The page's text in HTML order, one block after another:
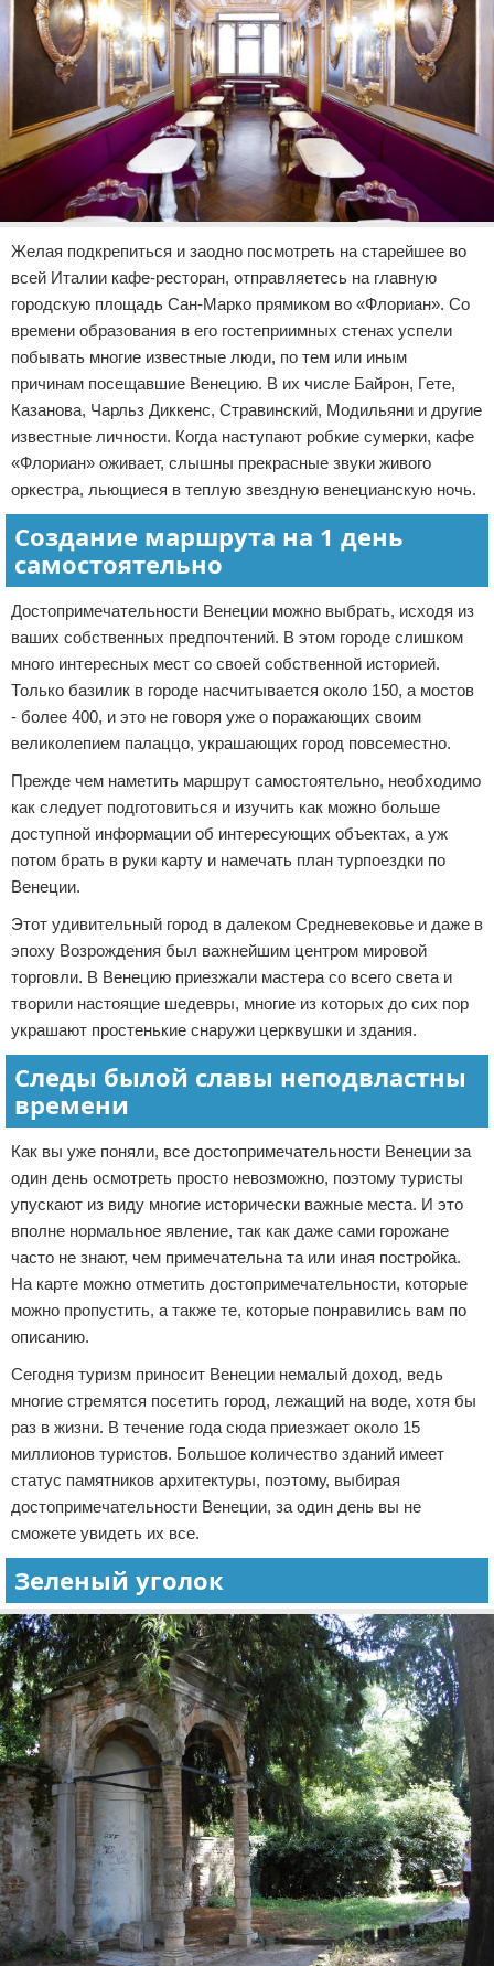
Желая подкрепиться и заодно посмотреть на старейшее во
всей Италии кафе-ресторан, отправляетесь на главную
городскую площадь Сан-Марко прямиком во «Флориан». Со
времени образования в его гостеприимных стенах успели
побывать многие известные люди, по тем или иным
причинам посещавшие Венецию. В их числе Байрон, Гете,
Казанова, Чарльз Диккенс, Стравинский, Модильяни и другие
известные личности. Когда наступают робкие сумерки, кафе
«Флориан» оживает, слышны прекрасные звуки живого
оркестра, льющиеся в теплую звездную венецианскую ночь.
Создание маршрута на 1 день
самостоятельно
Достопримечательности Венеции можно выбрать, исходя из
ваших собственных предпочтений. В этом городе слишком
много интересных мест со своей собственной историей.
Только базилик в городе насчитывается около 150, а мостов
- более 400, и это не говоря уже о поражающих своим
великолепием палаццо, украшающих город повсеместно.
Прежде чем наметить маршрут самостоятельно, необходимо
как следует подготовиться и изучить как можно больше
доступной информации об интересующих объектах, а уж
потом брать в руки карту и намечать план турпоездки по
Венеции.
Этот удивительный город в далеком Средневековье и даже в
эпоху Возрождения был важнейшим центром мировой
торговли. В Венецию приезжали мастера со всего света и
творили настоящие шедевры, многие из которых до сих пор
украшают простенькие снаружи церквушки и здания.
Следы былой славы неподвластны
времени
Как вы уже поняли, все достопримечательности Венеции за
один день осмотреть просто невозможно, поэтому туристы
упускают из виду многие исторически важные места. И это
вполне нормальное явление, так как даже сами горожане
часто не знают, чем примечательна та или иная постройка.
На карте можно отметить достопримечательности, которые
можно пропустить, а также те, которые понравились вам по
описанию.
Сегодня туризм приносит Венеции немалый доход, ведь
многие стремятся посетить город, лежащий на воде, хотя бы
раз в жизни. В течение года сюда приезжает около 15
миллионов туристов. Большое количество зданий имеет
статус памятников архитектуры, поэтому, выбирая
достопримечательности Венеции, за один день вы не
сможете увидеть их все.
Зеленый уголок